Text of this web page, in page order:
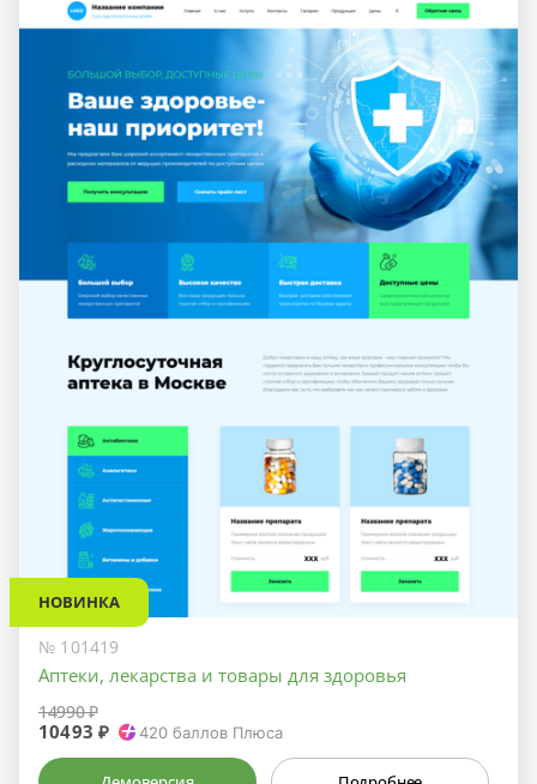
НОВИНКА
№ 101419
Аптеки, лекарства и товары для здоровья
14990 ₽
10493 ₽ 420 баллов Плюса